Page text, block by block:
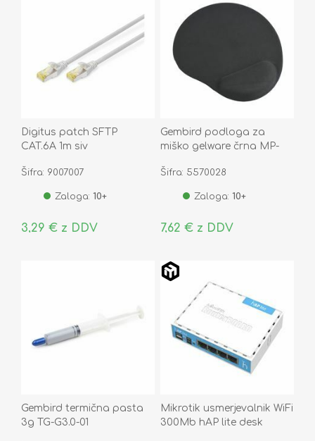
Digitus patch SFTP
CAT.6A 1m siv
Šifra: 9007007
Zaloga: 10+
3,29 € z DDV
Gembird podloga za
miško gelware črna MP-
Šifra: 5570028
Zaloga: 10+
7,62 € z DDV
Gembird termična pasta
3g TG-G3.0-01
Mikrotik usmerjevalnik WiFi
300Mb hAP lite desk